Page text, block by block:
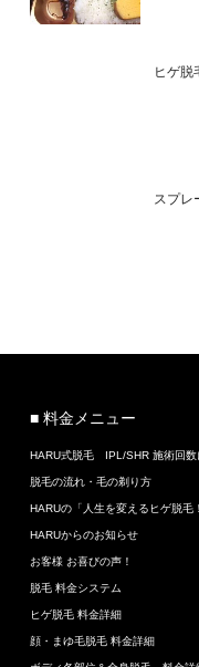
ヒゲ脱
スプレ
■ 料金メニュー
HARU式脱毛 IPL/SHR 施術回数
脱毛の流れ・毛の剃り方
HARUの「人生を変えるヒゲ脱
HARUからのお知らせ
お客様 お喜びの声！
脱毛 料金システム
ヒゲ脱毛 料金詳細
顔・まゆ毛脱毛 料金詳細